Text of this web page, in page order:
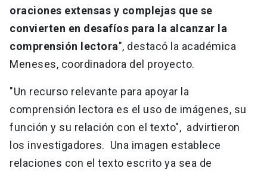
oraciones extensas y complejas que se
convierten en desafíos para la alcanzar la
comprensión lectora", destacó la académica
Meneses, coordinadora del proyecto.
"Un recurso relevante para apoyar la
comprensión lectora es el uso de imágenes, su
función y su relación con el texto", advirtieron
los investigadores. Una imagen establece
relaciones con el texto escrito ya sea de